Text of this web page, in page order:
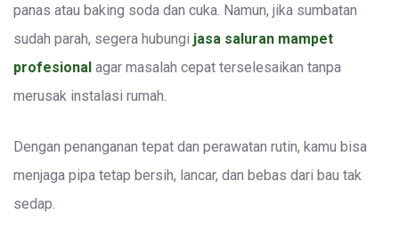
panas atau baking soda dan cuka. Namun, jika sumbatan
sudah parah, segera hubungi jasa saluran mampet
profesional agar masalah cepat terselesaikan tanpa
merusak instalasi rumah.
Dengan penanganan tepat dan perawatan rutin, kamu bisa
menjaga pipa tetap bersih, lancar, dan bebas dari bau tak
sedap.